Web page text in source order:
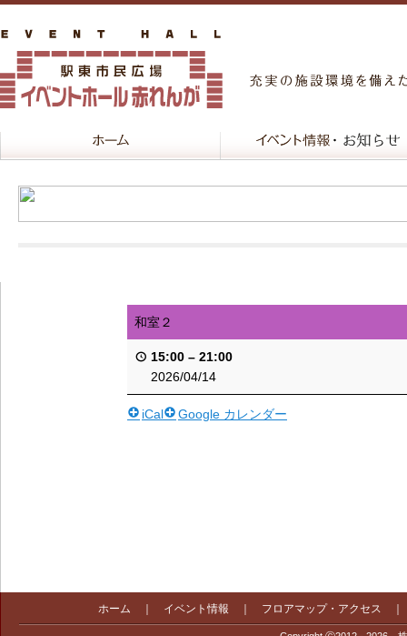
和室２
15:00 – 21:00
2026/04/14
iCal Google カレンダー
ホーム イベント情報 フロアマップ・アクセス